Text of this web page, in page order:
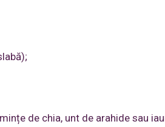
de chia, unt de arahide sau